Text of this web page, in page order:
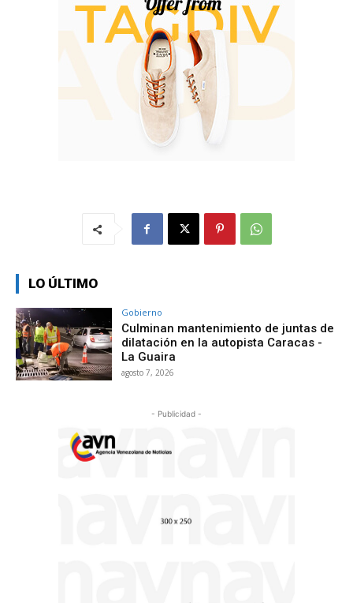
LO ÚLTIMO
Gobierno
Culminan mantenimiento de juntas de
dilatación en la autopista Caracas -
La Guaira
agosto 7, 2026
- Publicidad -